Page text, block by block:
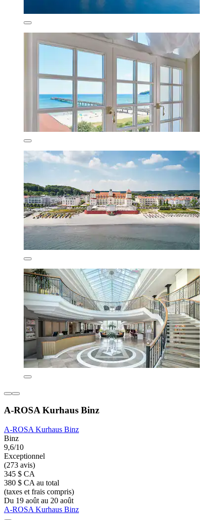
A-ROSA Kurhaus Binz
A-ROSA Kurhaus Binz
Binz
9,6/10
Exceptionnel
(273 avis)
345 $ CA
380 $ CA au total
(taxes et frais compris)
Du 19 août au 20 août
A-ROSA Kurhaus Binz